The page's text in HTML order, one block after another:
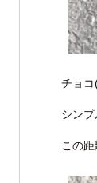
チョコ
シン
この